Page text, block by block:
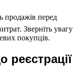
продажів перед
Зверніть увагу
покупців.
реєстрації